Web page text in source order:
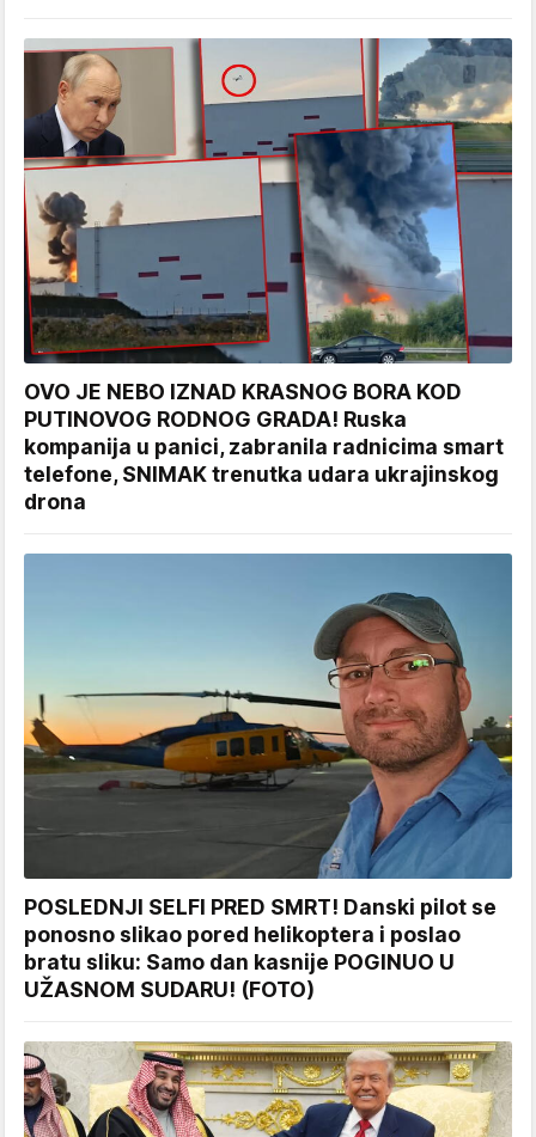
OVO JE NEBO IZNAD KRASNOG BORA KOD
PUTINOVOG RODNOG GRADA! Ruska
kompanija u panici, zabranila radnicima smart
telefone, SNIMAK trenutka udara ukrajinskog
drona
POSLEDNJI SELFI PRED SMRT! Danski pilot se
ponosno slikao pored helikoptera i poslao
bratu sliku: Samo dan kasnije POGINUO U
UŽASNOM SUDARU! (FOTO)